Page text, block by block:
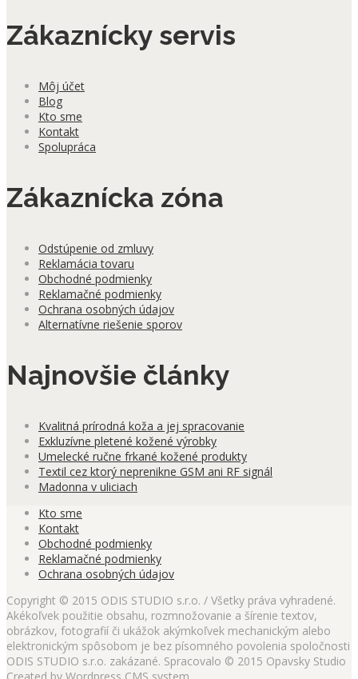
Zákaznícky servis
Môj účet
Blog
Kto sme
Kontakt
Spolupráca
Zákaznícka zóna
Odstúpenie od zmluvy
Reklamácia tovaru
Obchodné podmienky
Reklamačné podmienky
Ochrana osobných údajov
Alternatívne riešenie sporov
Najnovšie články
Kvalitná prírodná koža a jej spracovanie
Exkluzívne pletené kožené výrobky
Umelecké ručne frkané kožené produkty
Textil cez ktorý neprenikne GSM ani RF signál
Madonna v uliciach
Kto sme
Kontakt
Obchodné podmienky
Reklamačné podmienky
Ochrana osobných údajov
Copyright © 2015 ODIS STUDIO s.r.o. / Všetky práva vyhradené.
Akékoľvek použitie obsahu, rozmnožovanie a šírenie textov,
obrázkov, fotografií či ukážok akýmkoľvek mechanickým alebo
elektronickým spôsobom je bez písomného povolenia spoločnosti
ODIS STUDIO s.r.o. zakázané. Spracovalo © 2015 Opavsky Studio